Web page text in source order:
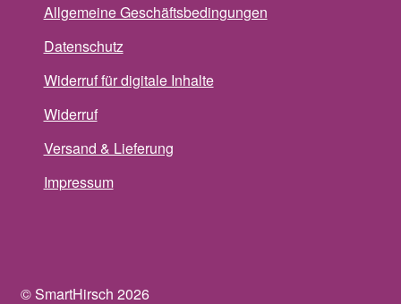
Allgemeine Geschäftsbedingungen
Datenschutz
Widerruf für digitale Inhalte
Widerruf
Versand & Lieferung
Impressum
© SmartHirsch 2026